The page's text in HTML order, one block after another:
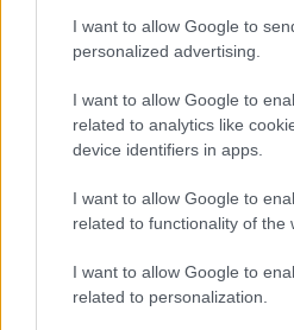
I want to allow Google to
personalized advertising.
I want to allow Google to
related to analytics like
device identifiers in apps.
I want to allow Google to
related to functionality of the
I want to allow Google to
related to personalization.
13.09.2023 19:00